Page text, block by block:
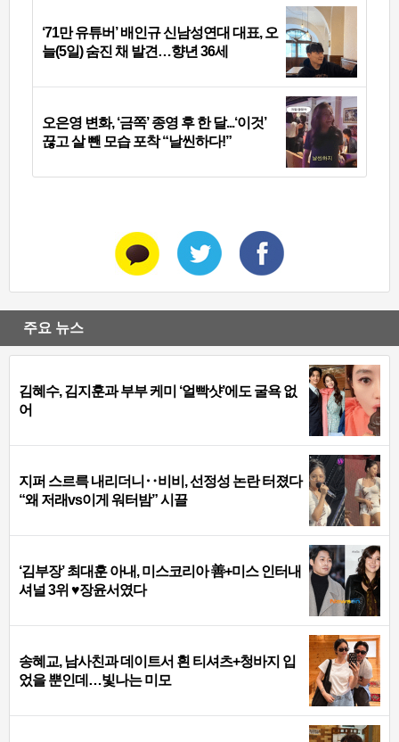
‘71만 유튜버’ 배인규 신남성연대 대표, 오
늘(5일) 숨진 채 발견…향년 36세
오은영 변화, ‘금쪽’ 종영 후 한 달...‘이것’
끊고 살 뺀 모습 포착 “날씬하다!”
주요 뉴스
김혜수, 김지훈과 부부 케미 ‘얼빡샷’에도 굴욕 없
어
지퍼 스르륵 내리더니‥비비, 선정성 논란 터졌다
“왜 저래vs이게 워터밤” 시끌
‘김부장’ 최대훈 아내, 미스코리아 善+미스 인터내
셔널 3위 ♥장윤서였다
송혜교, 남사친과 데이트서 흰 티셔츠+청바지 입
었을 뿐인데…빛나는 미모